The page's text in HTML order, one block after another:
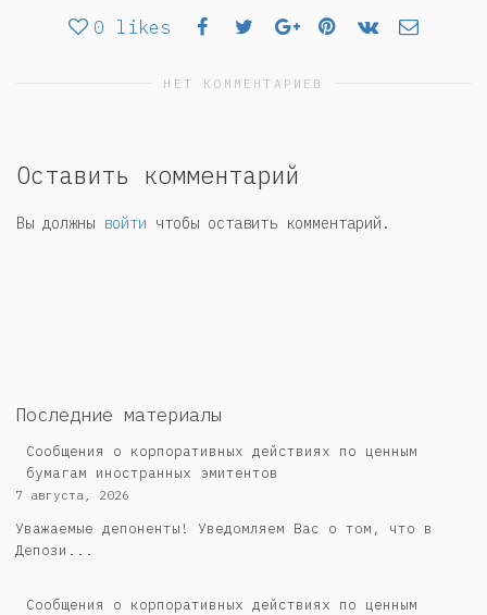
0 likes
НЕТ КОММЕНТАРИЕВ
Оставить комментарий
Вы должны войти чтобы оставить комментарий.
Последние материалы
Сообщения о корпоративных действиях по ценным
бумагам иностранных эмитентов
7 августа, 2026
Уважаемые депоненты! Уведомляем Вас о том, что в
Депози...
Сообщения о корпоративных действиях по ценным